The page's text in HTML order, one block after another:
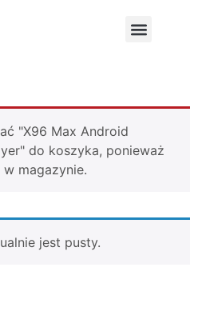
"X96 Max Android
do koszyka, ponieważ
magazynie.
jest pusty.